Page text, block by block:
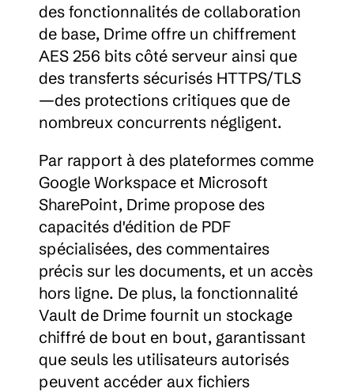
des fonctionnalités de collaboration
de base, Drime offre un chiffrement
AES 256 bits côté serveur ainsi que
des transferts sécurisés HTTPS/TLS
—des protections critiques que de
nombreux concurrents négligent.
Par rapport à des plateformes comme
Google Workspace et Microsoft
SharePoint, Drime propose des
capacités d'édition de PDF
spécialisées, des commentaires
précis sur les documents, et un accès
hors ligne. De plus, la fonctionnalité
Vault de Drime fournit un stockage
chiffré de bout en bout, garantissant
que seuls les utilisateurs autorisés
peuvent accéder aux fichiers